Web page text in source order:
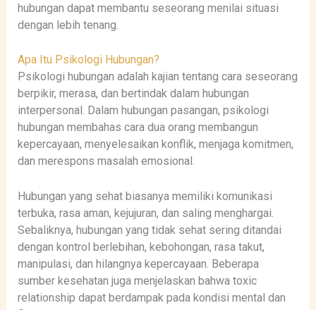
hubungan dapat membantu seseorang menilai situasi
dengan lebih tenang.
Apa Itu Psikologi Hubungan?
Psikologi hubungan adalah kajian tentang cara seseorang
berpikir, merasa, dan bertindak dalam hubungan
interpersonal. Dalam hubungan pasangan, psikologi
hubungan membahas cara dua orang membangun
kepercayaan, menyelesaikan konflik, menjaga komitmen,
dan merespons masalah emosional.
Hubungan yang sehat biasanya memiliki komunikasi
terbuka, rasa aman, kejujuran, dan saling menghargai.
Sebaliknya, hubungan yang tidak sehat sering ditandai
dengan kontrol berlebihan, kebohongan, rasa takut,
manipulasi, dan hilangnya kepercayaan. Beberapa
sumber kesehatan juga menjelaskan bahwa toxic
relationship dapat berdampak pada kondisi mental dan